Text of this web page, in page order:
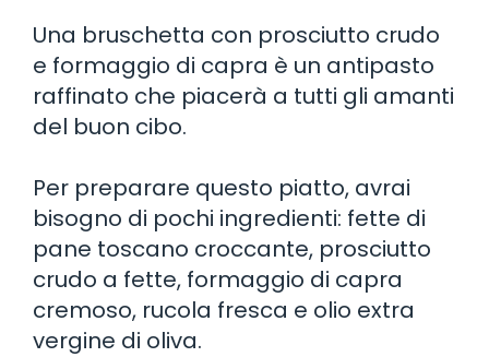
Una bruschetta con prosciutto crudo
e formaggio di capra è un antipasto
raffinato che piacerà a tutti gli amanti
del buon cibo.
Per preparare questo piatto, avrai
bisogno di pochi ingredienti: fette di
pane toscano croccante, prosciutto
crudo a fette, formaggio di capra
cremoso, rucola fresca e olio extra
vergine di oliva.